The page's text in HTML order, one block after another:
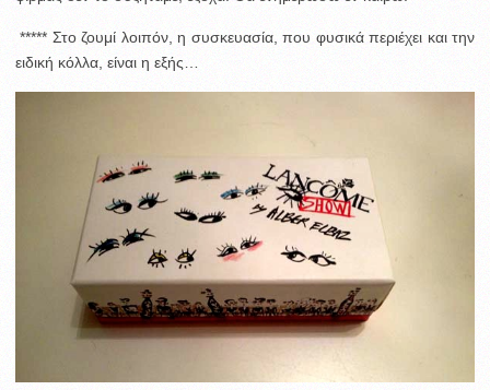
***** Στο ζουμί λοιπόν, η συσκευασία, που φυσικά περιέχει και την
ειδική κόλλα, είναι η εξής…